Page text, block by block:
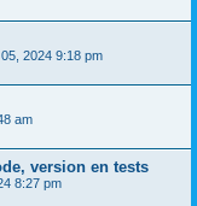
2024 9:18 pm
am
version en tests
8:27 pm